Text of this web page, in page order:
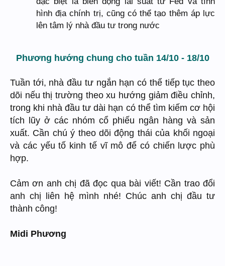
hình địa chính trị, cũng có thể tạo thêm áp lực
lên tâm lý nhà đầu tư trong nước
Phương hướng chung cho tuần 14/10 - 18/10
Tuần tới, nhà đầu tư ngắn hạn có thể tiếp tục theo
dõi nếu thị trường theo xu hướng giảm điều chỉnh,
trong khi nhà đầu tư dài hạn có thể tìm kiếm cơ hội
tích lũy ở các nhóm cổ phiếu ngân hàng và sản
xuất. Cần chú ý theo dõi động thái của khối ngoại
và các yếu tố kinh tế vĩ mô để có chiến lược phù
hợp.
Cảm ơn anh chị đã đọc qua bài viết! Cần trao đổi
anh chị liên hệ mình nhé! Chúc anh chị đầu tư
thành công!
Midi Phương